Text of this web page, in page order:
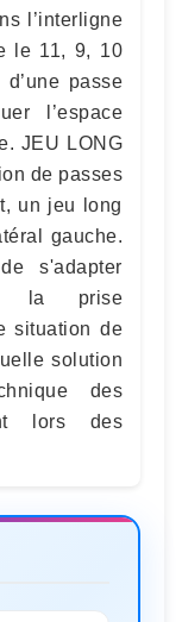
l’interligne
le 11, 9, 10
passe
l’espace
JEU LONG
de passes
un jeu long
gauche.
s'adapter
la prise
situation de
solution
des
lors des